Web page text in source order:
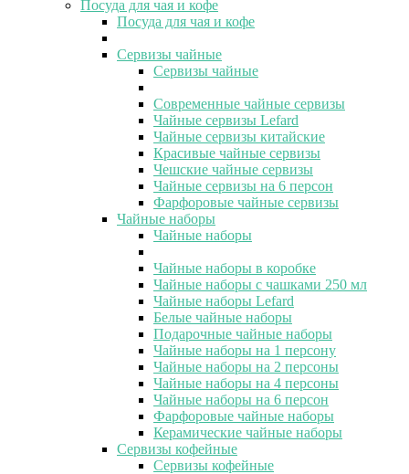
Посуда для чая и кофе
Посуда для чая и кофе
Сервизы чайные
Сервизы чайные
Современные чайные сервизы
Чайные сервизы Lefard
Чайные сервизы китайские
Красивые чайные сервизы
Чешские чайные сервизы
Чайные сервизы на 6 персон
Фарфоровые чайные сервизы
Чайные наборы
Чайные наборы
Чайные наборы в коробке
Чайные наборы с чашками 250 мл
Чайные наборы Lefard
Белые чайные наборы
Подарочные чайные наборы
Чайные наборы на 1 персону
Чайные наборы на 2 персоны
Чайные наборы на 4 персоны
Чайные наборы на 6 персон
Фарфоровые чайные наборы
Керамические чайные наборы
Сервизы кофейные
Сервизы кофейные